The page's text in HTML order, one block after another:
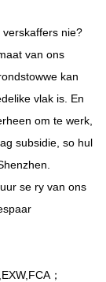
nie?
van ons
kan
vlak is. En
om te werk,
subsidie, so hul
se ry van ons
；